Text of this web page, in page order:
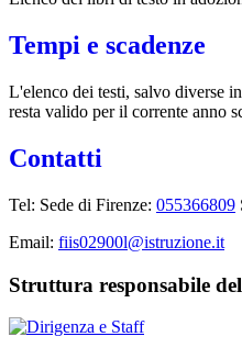
Tempi e scadenze
L'elenco dei testi, salvo diverse
resta valido per il corrente anno
Contatti
Tel: Sede di Firenze: 055366809
Email: fiis02900l@istruzione.it
Struttura responsabile